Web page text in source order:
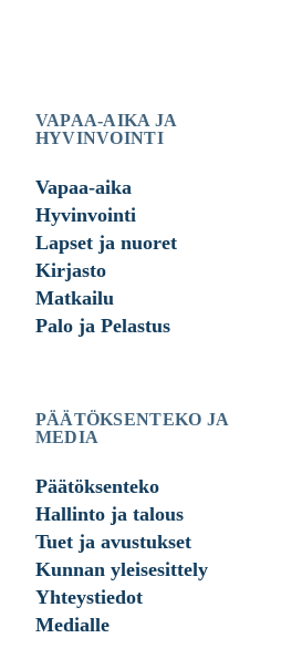
VAPAA-AIKA JA
HYVINVOINTI
Vapaa-aika
Hyvinvointi
Lapset ja nuoret
Kirjasto
Matkailu
Palo ja Pelastus
PÄÄTÖKSENTEKO JA
MEDIA
Päätöksenteko
Hallinto ja talous
Tuet ja avustukset
Kunnan yleisesittely
Yhteystiedot
Medialle